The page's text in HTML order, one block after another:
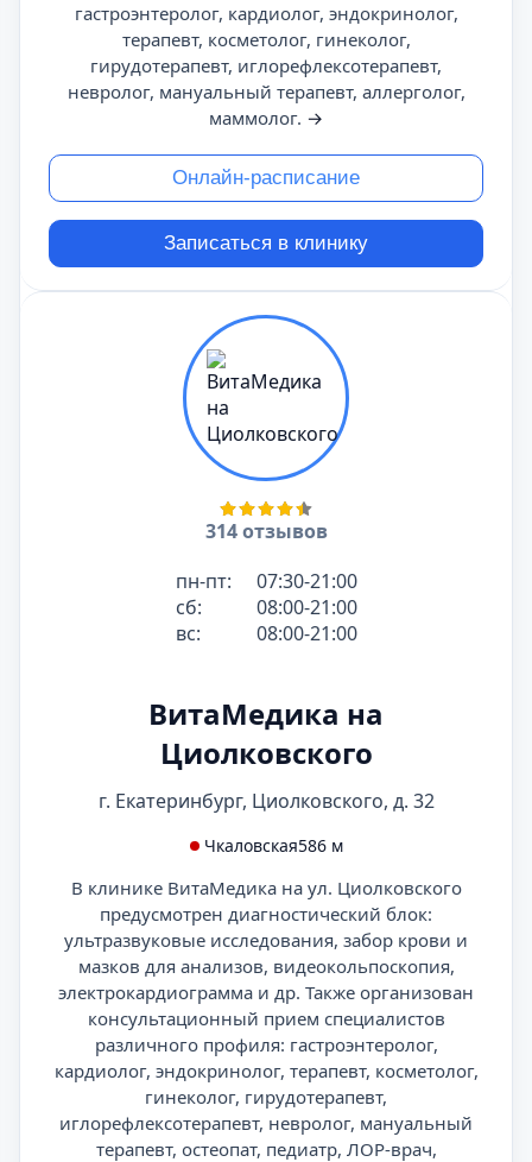
гастроэнтеролог, кардиолог, эндокринолог,
терапевт, косметолог, гинеколог,
гирудотерапевт, иглорефлексотерапевт,
невролог, мануальный терапевт, аллерголог,
маммолог. →
Онлайн-расписание
Записаться в клинику
314 отзывов
пн-пт:
07:30-21:00
сб:
08:00-21:00
вс:
08:00-21:00
ВитаМедика на
Циолковского
г. Екатеринбург, Циолковского, д. 32
Чкаловская586 м
В клинике ВитаМедика на ул. Циолковского
предусмотрен диагностический блок:
ультразвуковые исследования, забор крови и
мазков для анализов, видеокольпоскопия,
электрокардиограмма и др. Также организован
консультационный прием специалистов
различного профиля: гастроэнтеролог,
кардиолог, эндокринолог, терапевт, косметолог,
гинеколог, гирудотерапевт,
иглорефлексотерапевт, невролог, мануальный
терапевт, остеопат, педиатр, ЛОР-врач,